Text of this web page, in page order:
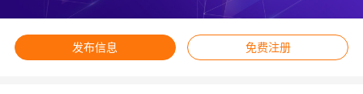
发布信息 免费注册